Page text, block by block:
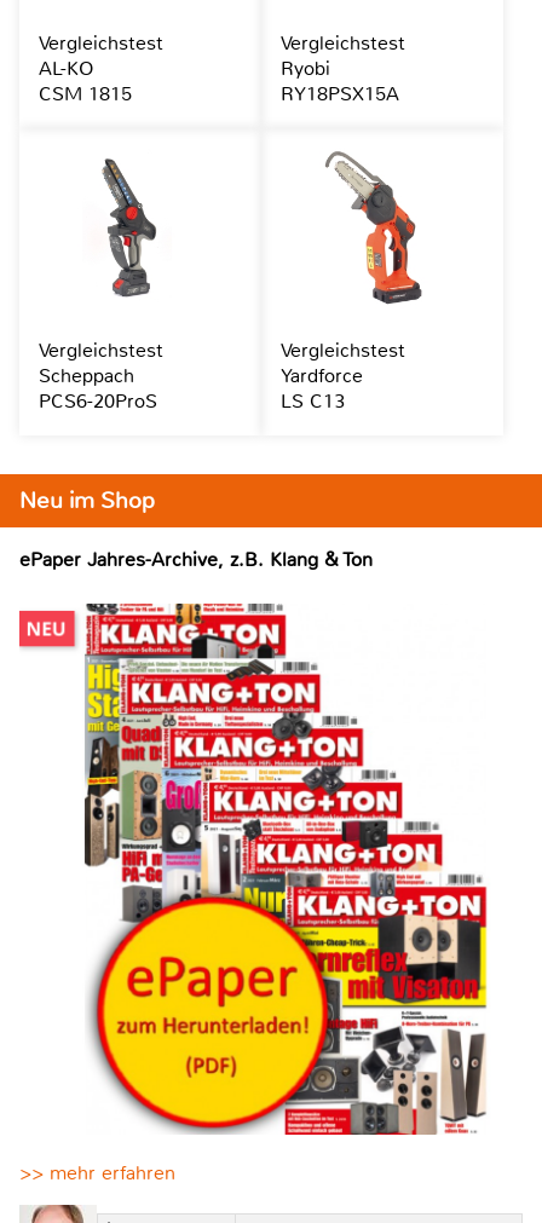
Neu im Shop
ePaper Jahres-Archive, z.B. Klang & Ton
>> mehr erfahren
Vergleichstest
AL-KO
CSM 1815
Vergleichstest
Ryobi
RY18PSX15A
Vergleichstest
Scheppach
PCS6-20ProS
Vergleichstest
Yardforce
LS C13